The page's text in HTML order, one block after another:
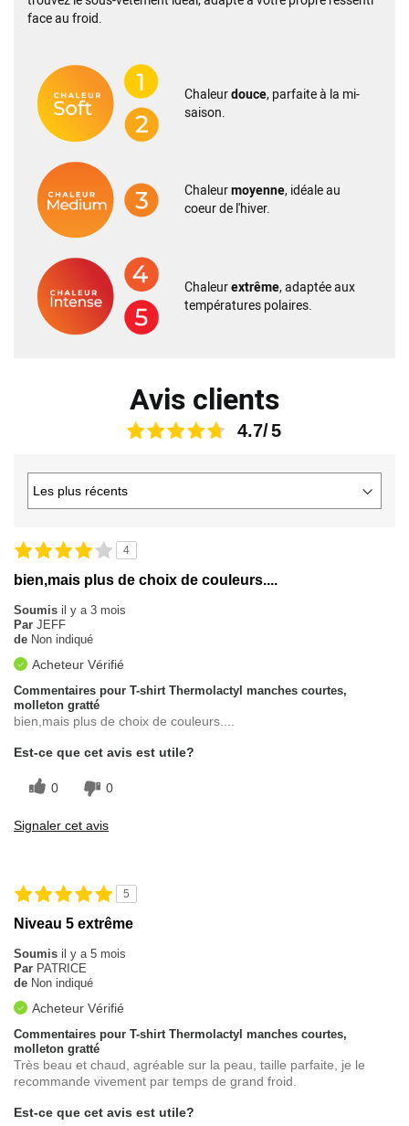
face au froid.
Chaleurdouce, parfaite à la mi-
saison.
Chaleurmoyenne, idéale au
coeur de l'hiver.
Chaleurextrême, adaptée aux
températures polaires.
Avis clients
4.7
4
bien,mais plus de choix de couleurs....
Soumis il y a 3 mois
Par JEFF
de Non indiqué
Acheteur Vérifié
Commentaires pour T-shirt Thermolactyl manches courtes,
molleton gratté
bien,mais plus de choix de couleurs....
Est-ce que cet avis est utile?
0 0
Signaler cet avis
5
Niveau 5 extrême
Soumis il y a 5 mois
Par PATRICE
de Non indiqué
Acheteur Vérifié
Commentaires pour T-shirt Thermolactyl manches courtes,
molleton gratté
Très beau et chaud, agréable sur la peau, taille parfaite, je le
recommande vivement par temps de grand froid.
Est-ce que cet avis est utile?